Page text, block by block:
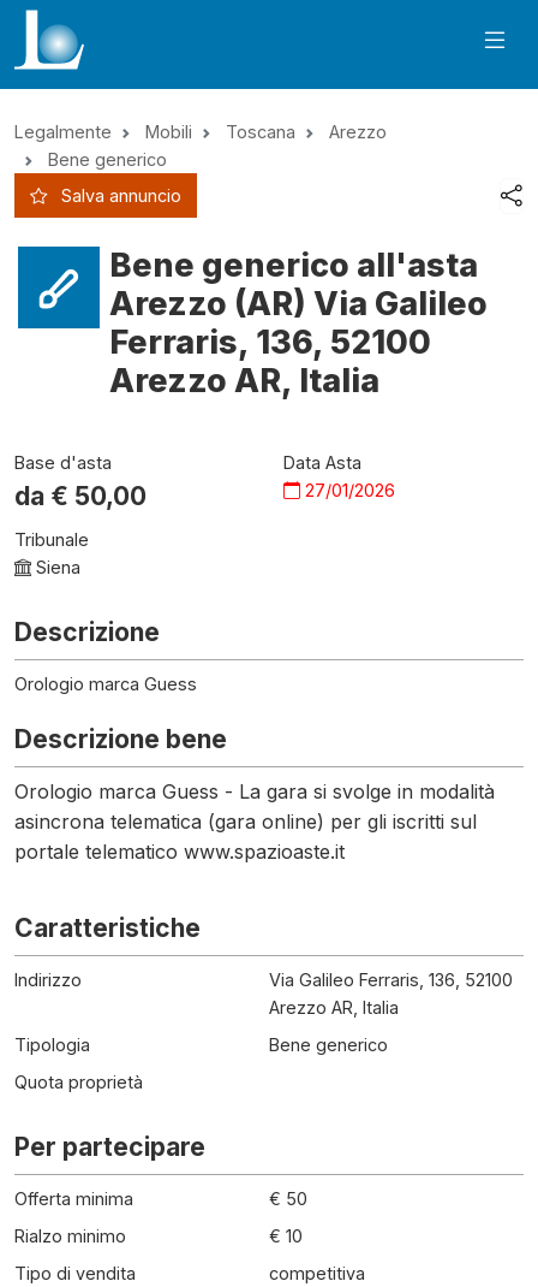
Legalmente Mobili Toscana
Arezzo
Bene generico
Salva annuncio
Bene generico all'asta
Arezzo (AR) Via Galileo
Ferraris, 136, 52100
Arezzo AR, Italia
Base d'asta
da € 50,00
Data Asta
27/01/2026
Tribunale
Siena
Descrizione
Orologio marca Guess
Descrizione bene
Orologio marca Guess - La gara si svolge in modalità
asincrona telematica (gara online) per gli iscritti sul
portale telematico www.spazioaste.it
Caratteristiche
Indirizzo
Via Galileo Ferraris, 136, 52100
Arezzo AR, Italia
Tipologia
Bene generico
Quota proprietà
Per partecipare
Offerta minima
€ 50
Rialzo minimo
€ 10
Tipo di vendita
competitiva